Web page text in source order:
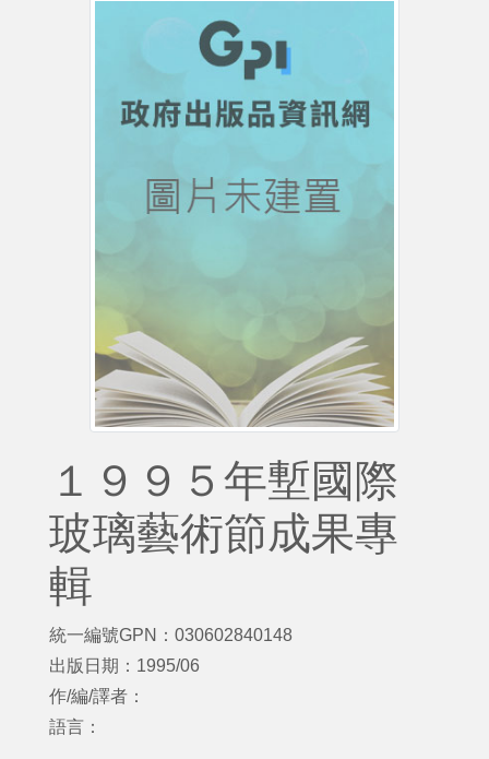
１９９５年塹國際
玻璃藝術節成果專
輯
統一編號GPN：030602840148
出版日期：1995/06
作/編/譯者：
語言：